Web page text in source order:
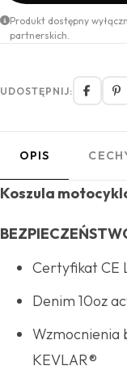
Produkt dostępny
partnerskich.
UDOSTĘPNIJ:
OPIS
Koszula
Certyfikat CE
Denim 10oz
Wzmocnienia
KEVLAR®